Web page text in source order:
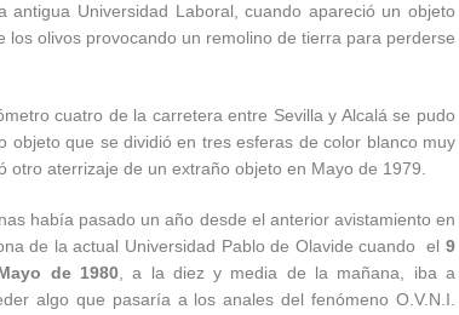
Universidad Laboral, cuando apareció un objeto
olivos provocando un remolino de tierra para perderse
cuatro de la carretera entre Sevilla y Alcalá se pudo
que se dividió en tres esferas de color blanco muy
aterrizaje de un extraño objeto en Mayo de 1979.
había pasado un año desde el anterior avistamiento en
de la actual Universidad Pablo de Olavide cuando el 9
de 1980, a la diez y media de la mañana, iba a
algo que pasaría a los anales del fenómeno O.V.N.I.